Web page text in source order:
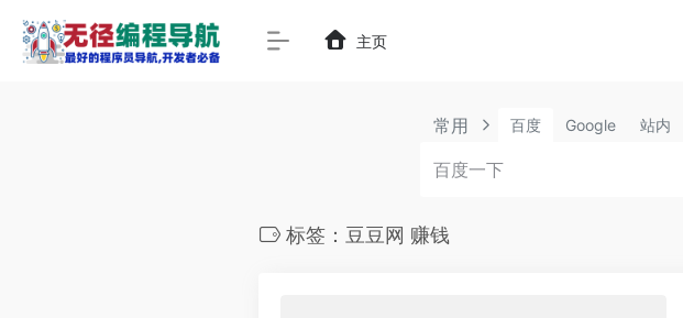
主页
常用 百度 Google 站内
标签：豆豆网 赚钱